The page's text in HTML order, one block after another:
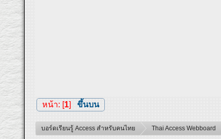
หน้า: [1] ขึ้นบน
บอร์ดเรียนรู้ Access สำหรับคนไทย Thai Access Webboard